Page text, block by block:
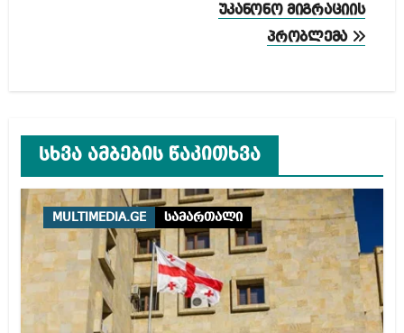
უკანონო მიგრაციის
პრობლემა
სხვა ამბების წაკითხვა
MULTIMEDIA.GE სამართალი